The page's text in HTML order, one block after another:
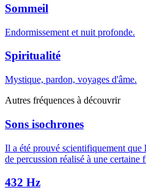
Sommeil
Endormissement et nuit profonde.
Spiritualité
Mystique, pardon, voyages d'âme.
Autres fréquences à découvrir
Sons isochrones
Il a été prouvé scientifiquement que
de percussion réalisé à une certaine
432 Hz